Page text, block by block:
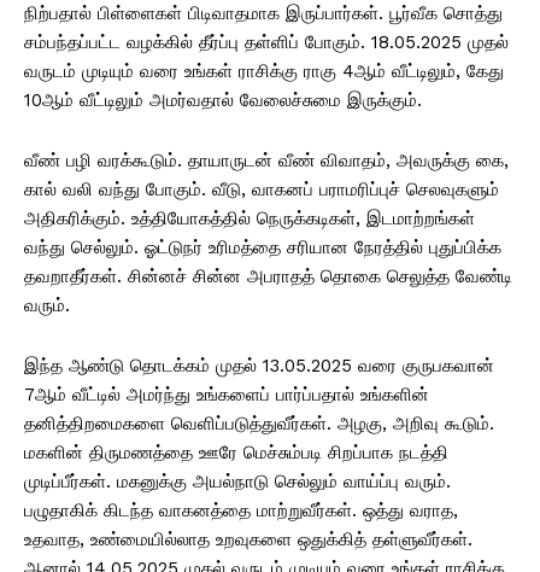
நிற்பதால் பிள்ளைகள் பிடிவாதமாக இருப்பார்கள். பூர்வீக சொத்து
சம்பந்தப்பட்ட வழக்கில் தீர்ப்பு தள்ளிப் போகும். 18.05.2025 முதல்
வருடம் முடியும் வரை உங்கள் ராசிக்கு ராகு 4ஆம் வீட்டிலும், கேது
10ஆம் வீட்டிலும் அமர்வதால் வேலைச்சுமை இருக்கும்.
வீண் பழி வரக்கூடும். தாயாருடன் வீண் விவாதம், அவருக்கு கை,
கால் வலி வந்து போகும். வீடு, வாகனப் பராமரிப்புச் செலவுகளும்
அதிகரிக்கும். உத்தியோகத்தில் நெருக்கடிகள், இடமாற்றங்கள்
வந்து செல்லும். ஓட்டுநர் உரிமத்தை சரியான நேரத்தில் புதுப்பிக்க
தவறாதீர்கள். சின்னச் சின்ன அபராதத் தொகை செலுத்த வேண்டி
வரும்.
இந்த ஆண்டு தொடக்கம் முதல் 13.05.2025 வரை குருபகவான்
7ஆம் வீட்டில் அமர்ந்து உங்களைப் பார்ப்பதால் உங்களின்
தனித்திறமைகளை வெளிப்படுத்துவீர்கள். அழகு, அறிவு கூடும்.
மகளின் திருமணத்தை ஊரே மெச்சும்படி சிறப்பாக நடத்தி
முடிப்பீர்கள். மகனுக்கு அயல்நாடு செல்லும் வாய்ப்பு வரும்.
பழுதாகிக் கிடந்த வாகனத்தை மாற்றுவீர்கள். ஒத்து வராத,
உதவாத, உண்மையில்லாத உறவுகளை ஒதுக்கித் தள்ளுவீர்கள்.